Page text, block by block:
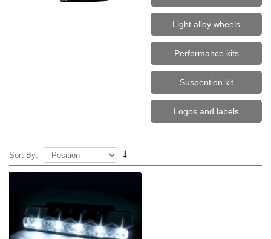
Light alloy wheels
Performance kits
Suspention kit
Logos and labels
Sort By: